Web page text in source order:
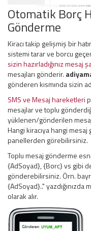
Otomatik Borç
Gönderme
Kiracı takip gelişmiş bir
sistemi tarar ve borcu
sizin hazırladığınız mesaj
mesajları gönderir.
gönderen kısmında sizin
SMS ve Mesaj hareketleri
mesajlar ve toplu
yüklenen/gönderilen
Hangi kiracıya hangi mesaj
panellerden görebilirsiniz.
Toplu mesaj gönderme
{AdSoyad}, {Borc} vs gibi
gönderebilirsiniz. Örn.
{AdSoyad}.." yazdığınızda
olarak alır.